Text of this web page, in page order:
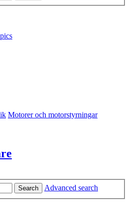
Motorer och motorstyrningar
Search
Advanced search